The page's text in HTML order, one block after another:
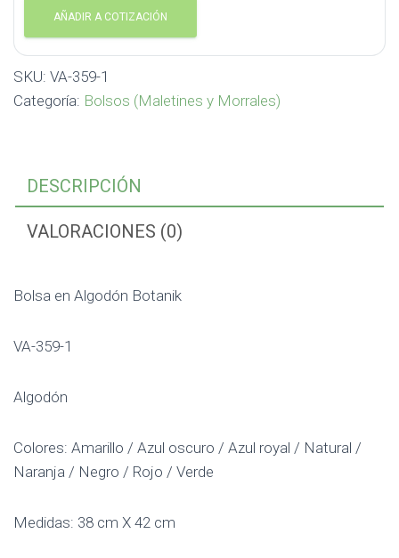
AÑADIR A COTIZACIÓN
SKU: VA-359-1
Categoría: Bolsos (Maletines y Morrales)
DESCRIPCIÓN
VALORACIONES (0)
Bolsa en Algodón Botanik
VA-359-1
Algodón
Colores: Amarillo / Azul oscuro / Azul royal / Natural /
Naranja / Negro / Rojo / Verde
Medidas: 38 cm X 42 cm